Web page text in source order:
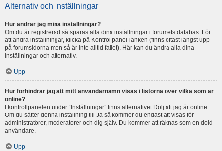
Alternativ och inställningar
Hur ändrar jag mina inställningar?
Om du är registrerad så sparas alla dina inställningar i forumets databas. För
att ändra inställningar, klicka på Kontrollpanel-länken (finns oftast längst upp
på forumsidorna men så är inte alltid fallet). Här kan du ändra alla dina
inställningar och alternativ.
Upp
Hur förhindrar jag att mitt användarnamn visas i listorna över vilka som är
online?
I kontrollpanelen under “Inställningar” finns alternativet Dölj att jag är online.
Om du sätter denna inställning till Ja så kommer du endast att visas för
administratörer, moderatorer och dig själv. Du kommer att räknas som en dold
användare.
Upp